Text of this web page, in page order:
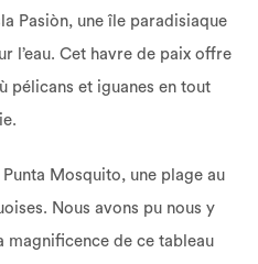
Pasiòn, une île paradisiaque
l’eau. Cet havre de paix offre
pélicans et iguanes en tout
Mosquito, une plage au
Nous avons pu nous y
magnificence de ce tableau